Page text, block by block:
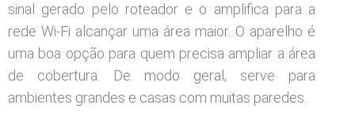
sinal gerado pelo roteador e o amplifica para a
rede Wi-Fi alcançar uma área maior. O aparelho é
uma boa opção para quem precisa ampliar a área
de cobertura. De modo geral, serve para
ambientes grandes e casas com muitas paredes.